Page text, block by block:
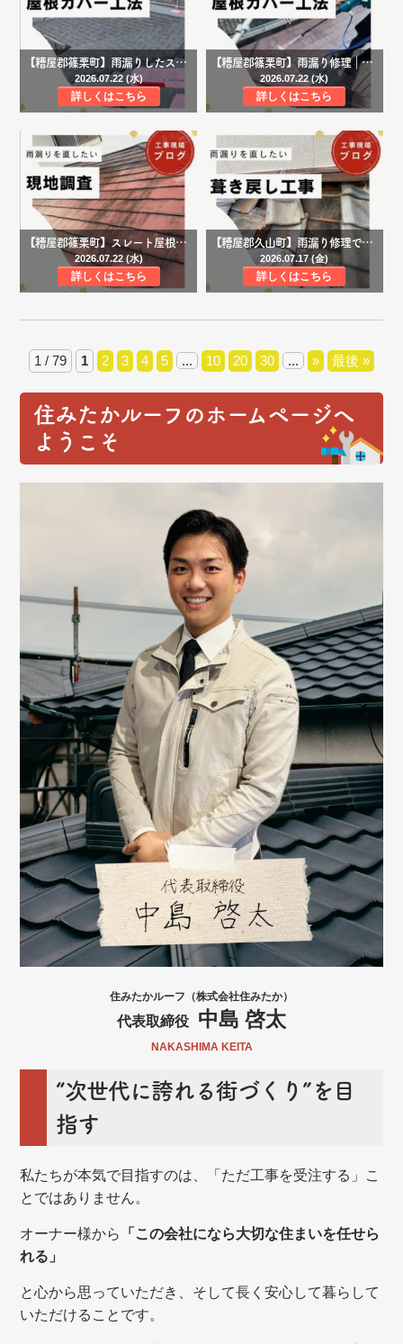
【糟屋郡篠栗町】雨漏りしたスレート屋根をオークリッジスーパーで屋根カバー工法
2026.07.22 (水)
詳しくはこちら
【糟屋郡篠栗町】雨漏り修理｜屋根カバー工事で下地補修・防水シート施工までの工程をご紹介
2026.07.22 (水)
詳しくはこちら
【糟屋郡篠栗町】スレート屋根の雨漏り調査｜ひび割れ・色褪せ・苔の発生から屋根カバー工法をご提案
2026.07.22 (水)
詳しくはこちら
【糟屋郡久山町】雨漏り修理で瓦屋根の部分葺き戻し工事を実施｜防水シート交換とシーリング補修で再発防止へ
2026.07.17 (金)
詳しくはこちら
1 / 79 1 2 3 4 5 ... 10 20 30 ... » 最後 »
住みたかルーフのホームページへ
ようこそ
住みたかルーフ（株式会社住みたか）
代表取締役 中島 啓太
NAKASHIMA KEITA
“次世代に誇れる街づくり”を目
指す
私たちが本気で目指すのは、「ただ工事を受注する」こ
とではありません。
オーナー様から
「この会社になら大切な住まいを任せら
れる」
と心から思っていただき、そして長く安心して暮らして
いただけることです。